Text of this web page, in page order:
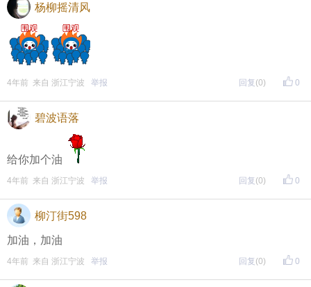
杨柳摇清风
0
4年前 来自 浙江宁波 举报 回复 (0)
碧波语落
给你加个油
0
4年前 来自 浙江宁波 举报 回复 (0)
柳汀街598
加油，加油
0
4年前 来自 浙江宁波 举报 回复 (0)